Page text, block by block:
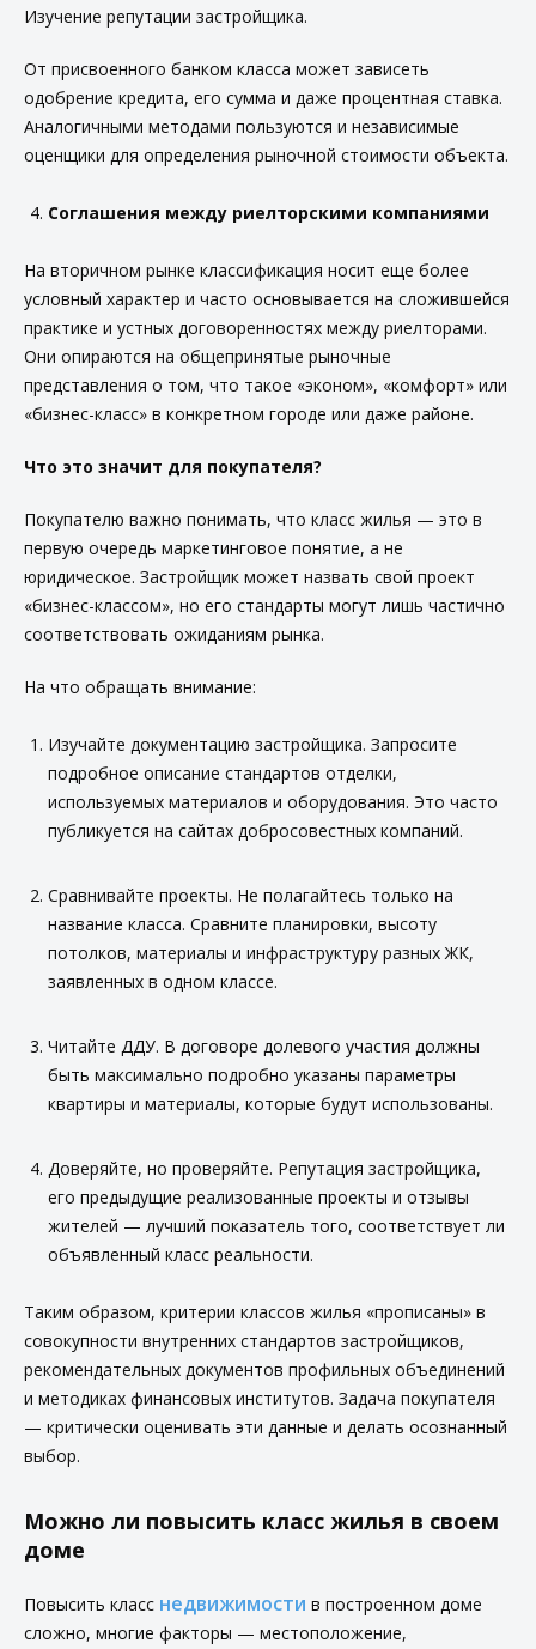
Изучение репутации застройщика.
От присвоенного банком класса может зависеть
одобрение кредита, его сумма и даже процентная ставка.
Аналогичными методами пользуются и независимые
оценщики для определения рыночной стоимости объекта.
Соглашения между риелторскими компаниями
На вторичном рынке классификация носит еще более
условный характер и часто основывается на сложившейся
практике и устных договоренностях между риелторами.
Они опираются на общепринятые рыночные
представления о том, что такое «эконом», «комфорт» или
«бизнес-класс» в конкретном городе или даже районе.
Что это значит для покупателя?
Покупателю важно понимать, что класс жилья — это в
первую очередь маркетинговое понятие, а не
юридическое. Застройщик может назвать свой проект
«бизнес-классом», но его стандарты могут лишь частично
соответствовать ожиданиям рынка.
На что обращать внимание:
Изучайте документацию застройщика. Запросите
подробное описание стандартов отделки,
используемых материалов и оборудования. Это часто
публикуется на сайтах добросовестных компаний.
Сравнивайте проекты. Не полагайтесь только на
название класса. Сравните планировки, высоту
потолков, материалы и инфраструктуру разных ЖК,
заявленных в одном классе.
Читайте ДДУ. В договоре долевого участия должны
быть максимально подробно указаны параметры
квартиры и материалы, которые будут использованы.
Доверяйте, но проверяйте. Репутация застройщика,
его предыдущие реализованные проекты и отзывы
жителей — лучший показатель того, соответствует ли
объявленный класс реальности.
Таким образом, критерии классов жилья «прописаны» в
совокупности внутренних стандартов застройщиков,
рекомендательных документов профильных объединений
и методиках финансовых институтов. Задача покупателя
— критически оценивать эти данные и делать осознанный
выбор.
Можно ли повысить класс жилья в своем
доме
Повысить класс недвижимости в построенном доме
сложно, многие факторы — местоположение,